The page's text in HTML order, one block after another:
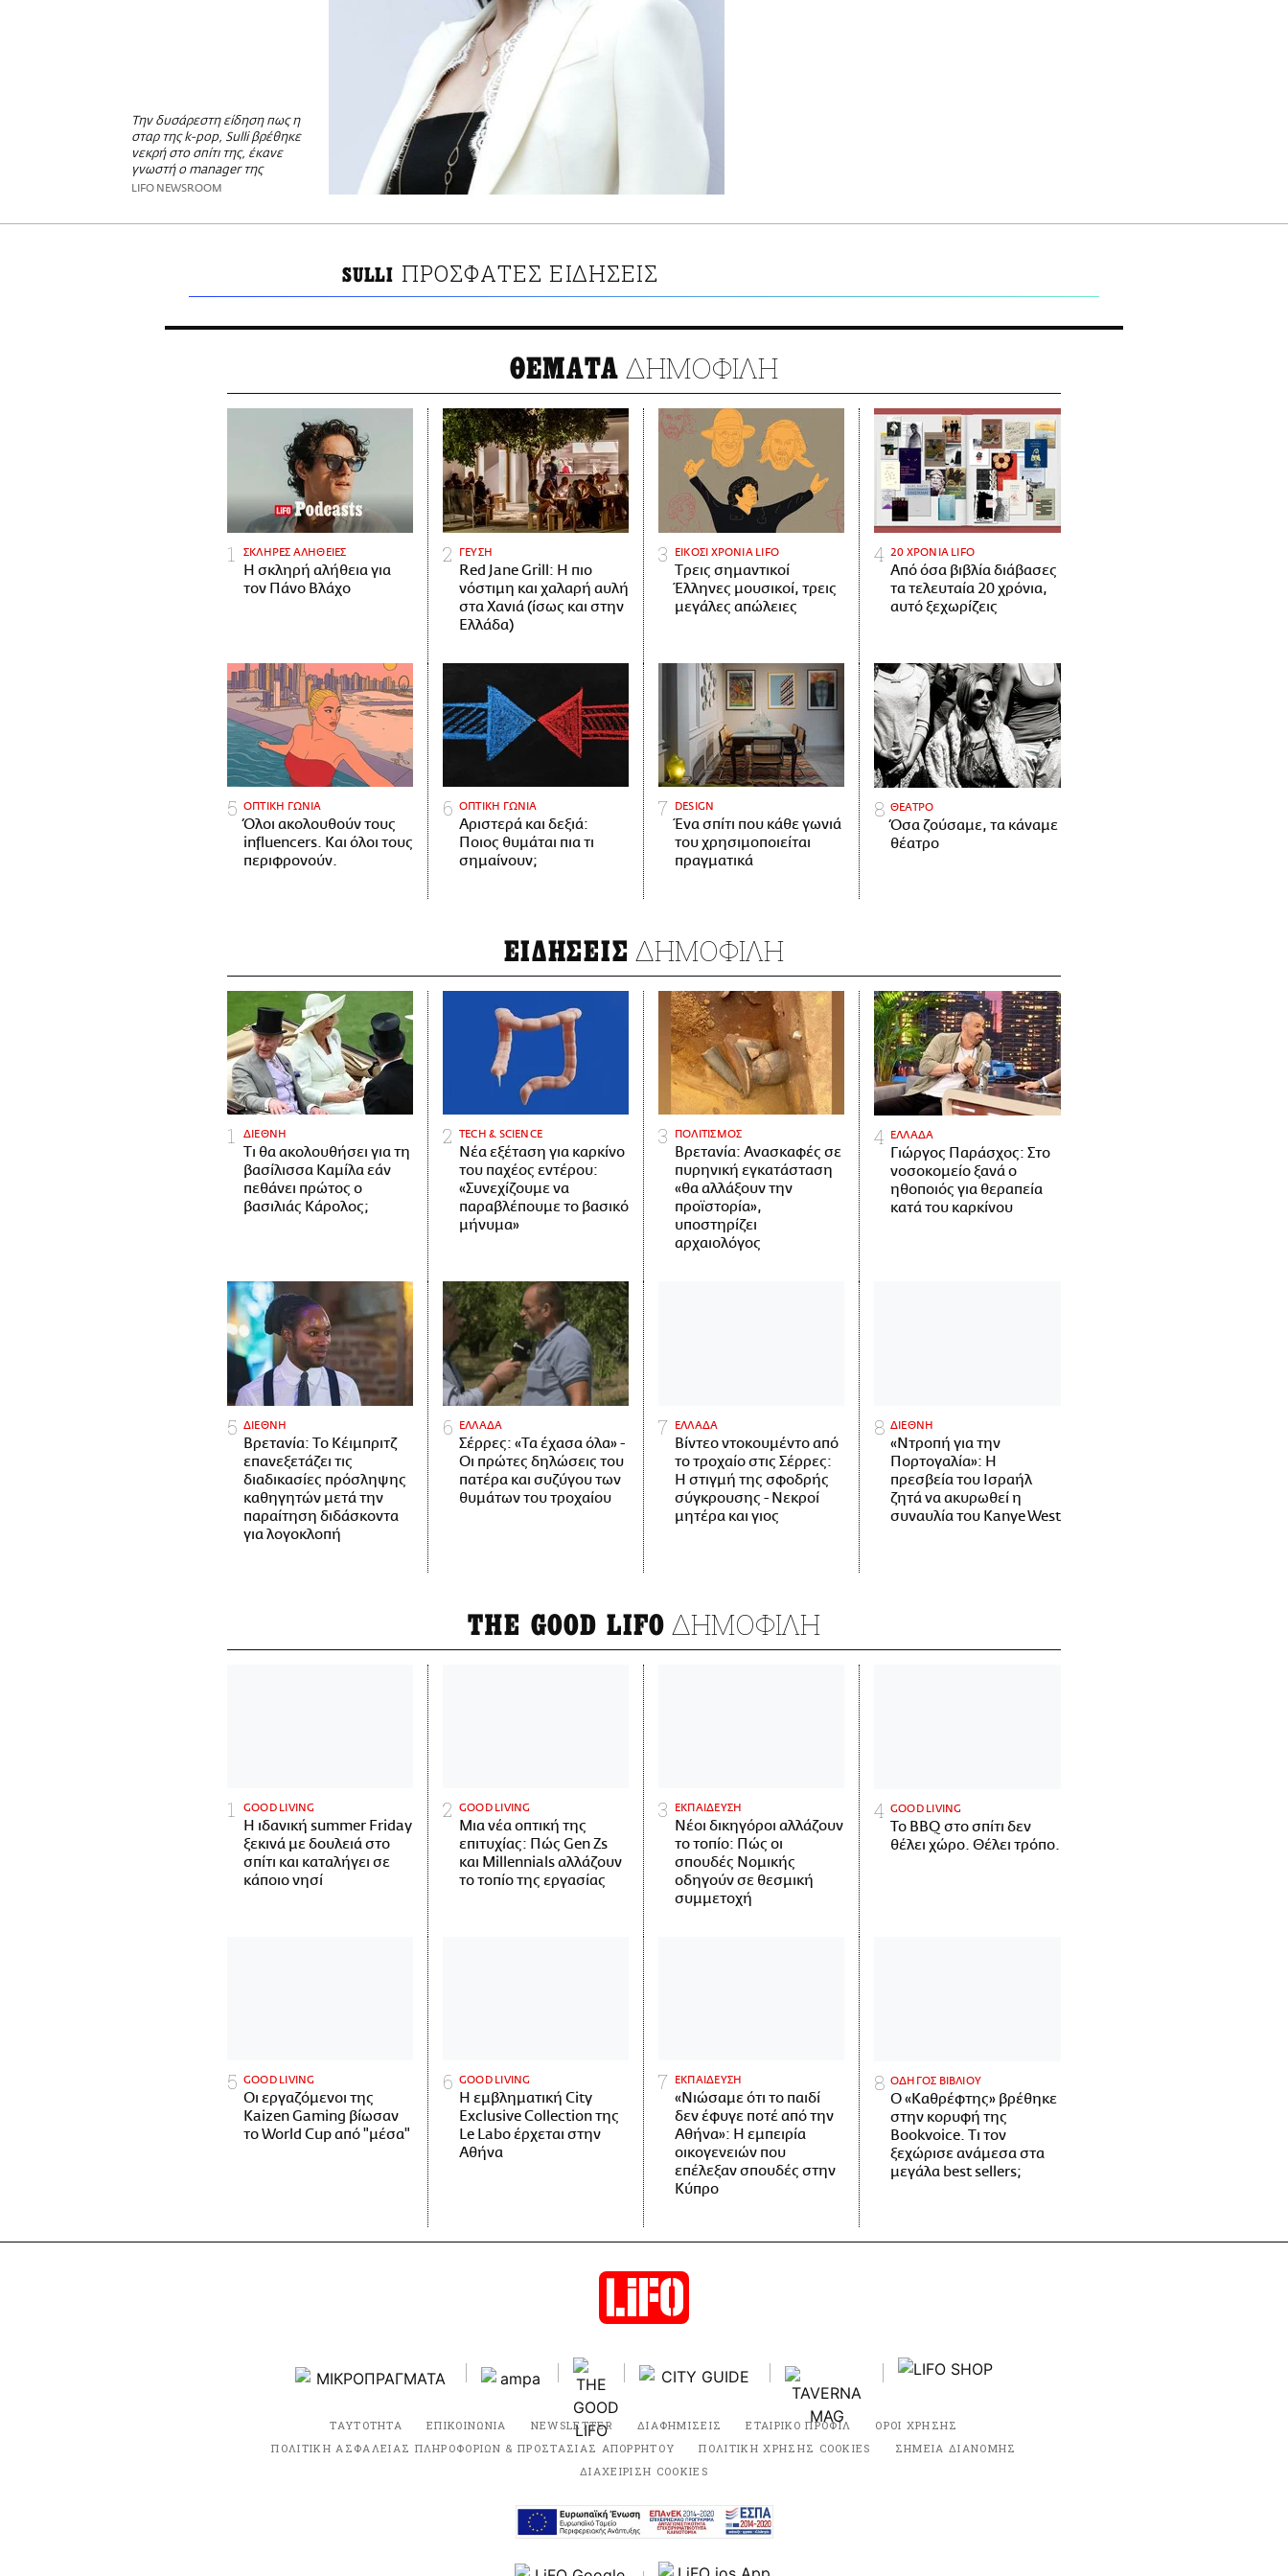
Την δυσάρεστη είδηση πως η
σταρ της k-pop, Sulli βρέθηκε
νεκρή στο σπίτι της, έκανε
γνωστή ο manager της
LIFO NEWSROOM
SULLI ΠΡΟΣΦΑΤΕΣ ΕΙΔΗΣΕΙΣ
ΘΕΜΑΤΑ ΔΗΜΟΦΙΛΗ
ΣΚΛΗΡΕΣ ΑΛΗΘΕΙΕΣ
H σκληρή αλήθεια για
τον Πάνο Βλάχο
ΓΕΥΣΗ
Red Jane Grill: Η πιο
νόστιμη και χαλαρή αυλή
στα Χανιά (ίσως και στην
Ελλάδα)
ΕΙΚΟΣΙ ΧΡΟΝΙΑ LIFO
Tρεις σημαντικοί
Έλληνες μουσικοί, τρεις
μεγάλες απώλειες
20 ΧΡΟΝΙΑ LIFO
Από όσα βιβλία διάβασες
τα τελευταία 20 χρόνια,
αυτό ξεχωρίζεις
ΟΠΤΙΚΗ ΓΩΝΙΑ
Όλοι ακολουθούν τους
influencers. Και όλοι τους
περιφρονούν.
ΟΠΤΙΚΗ ΓΩΝΙΑ
Αριστερά και δεξιά:
Ποιος θυμάται πια τι
σημαίνουν;
DESIGN
Ένα σπίτι που κάθε γωνιά
του χρησιμοποιείται
πραγματικά
ΘΕΑΤΡΟ
Όσα ζούσαμε, τα κάναμε
θέατρο
ΕΙΔΗΣΕΙΣ ΔΗΜΟΦΙΛΗ
ΔΙΕΘΝΗ
Τι θα ακολουθήσει για τη
βασίλισσα Καμίλα εάν
πεθάνει πρώτος ο
βασιλιάς Κάρολος;
ΤECH & SCIENCE
Νέα εξέταση για καρκίνο
του παχέος εντέρου:
«Συνεχίζουμε να
παραβλέπουμε το βασικό
μήνυμα»
ΠΟΛΙΤΙΣΜΟΣ
Βρετανία: Ανασκαφές σε
πυρηνική εγκατάσταση
«θα αλλάξουν την
προϊστορία»,
υποστηρίζει
αρχαιολόγος
ΕΛΛΑΔΑ
Γιώργος Παράσχος: Στο
νοσοκομείο ξανά ο
ηθοποιός για θεραπεία
κατά του καρκίνου
ΔΙΕΘΝΗ
Βρετανία: Το Κέιμπριτζ
επανεξετάζει τις
διαδικασίες πρόσληψης
καθηγητών μετά την
παραίτηση διδάσκοντα
για λογοκλοπή
ΕΛΛΑΔΑ
Σέρρες: «Τα έχασα όλα» -
Οι πρώτες δηλώσεις του
πατέρα και συζύγου των
θυμάτων του τροχαίου
ΕΛΛΑΔΑ
Βίντεο ντοκουμέντο από
το τροχαίο στις Σέρρες:
Η στιγμή της σφοδρής
σύγκρουσης - Νεκροί
μητέρα και γιος
ΔΙΕΘΝΗ
«Ντροπή για την
Πορτογαλία»: Η
πρεσβεία του Ισραήλ
ζητά να ακυρωθεί η
συναυλία του Kanye West
THE GOOD LIFO ΔΗΜΟΦΙΛΗ
GOOD LIVING
Η ιδανική summer Friday
ξεκινά με δουλειά στο
σπίτι και καταλήγει σε
κάποιο νησί
GOOD LIVING
Μια νέα οπτική της
επιτυχίας: Πώς Gen Zs
και Millennials αλλάζουν
το τοπίο της εργασίας
ΕΚΠΑΙΔΕΥΣΗ
Νέοι δικηγόροι αλλάζουν
το τοπίο: Πώς οι
σπουδές Νομικής
οδηγούν σε θεσμική
συμμετοχή
GOOD LIVING
Το BBQ στο σπίτι δεν
θέλει χώρο. Θέλει τρόπο.
GOOD LIVING
Οι εργαζόμενοι της
Kaizen Gaming βίωσαν
το World Cup από "μέσα"
GOOD LIVING
Η εμβληματική City
Exclusive Collection της
Le Labo έρχεται στην
Αθήνα
ΕΚΠΑΙΔΕΥΣΗ
«Νιώσαμε ότι το παιδί
δεν έφυγε ποτέ από την
Αθήνα»: Η εμπειρία
οικογενειών που
επέλεξαν σπουδές στην
Κύπρο
ΟΔΗΓΟΣ ΒΙΒΛΙΟΥ
Ο «Καθρέφτης» βρέθηκε
στην κορυφή της
Bookvoice. Τι τον
ξεχώρισε ανάμεσα στα
μεγάλα best sellers;
ΤΑΥΤΟΤΗΤΑ ΕΠΙΚΟΙΝΩΝΙΑ NEWSLETTER ΔΙΑΦΗΜΙΣΕΙΣ ΕΤΑΙΡΙΚΟ ΠΡΟΦΙΛ
ΟΡΟΙ ΧΡΗΣΗΣ
ΠΟΛΙΤΙΚΗ ΑΣΦΑΛΕΙΑΣ ΠΛΗΡΟΦΟΡΙΩΝ & ΠΡΟΣΤΑΣΙΑΣ ΑΠΟΡΡΗΤΟΥ
ΠΟΛΙΤΙΚΗ ΧΡΗΣΗΣ COOKIES
ΣΗΜΕΙΑ ΔΙΑΝΟΜΗΣ
ΔΙΑΧΕΙΡΙΣΗ COOKIES